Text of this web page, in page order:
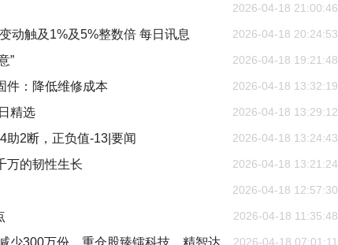
2026-04-18 21:00:46
2026-04-18 20:24:53
动触及1%及5%整数倍 每日讯息
2026-04-18 19:21:48
”
2026-04-18 13:32:19
件：降低维修成本
2026-04-18 13:29:12
精选
2026-04-18 13:24:43
助2断，正负值-13|要闻
2026-04-18 13:21:24
万的韧性生长
2026-04-18 12:57:30
2026-04-18 11:35:48
2026-04-18 07:01:11
300万份，重仓股臻镭科技、精智达、